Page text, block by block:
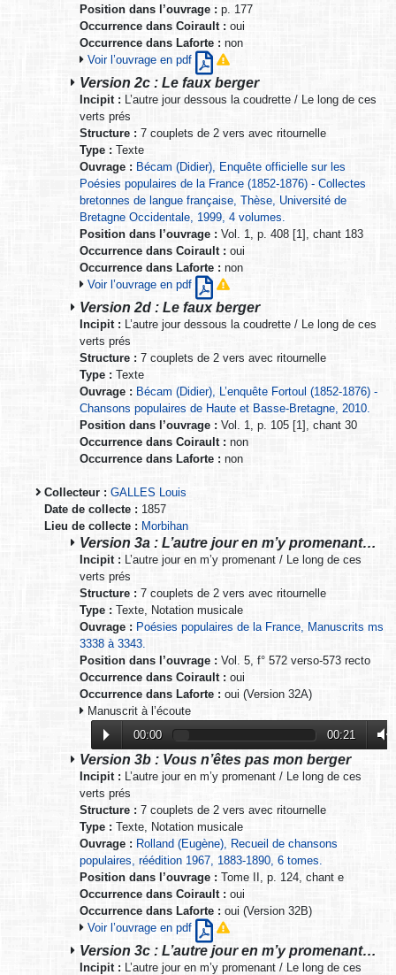
Position dans l’ouvrage : p. 177
Occurrence dans Coirault : oui
Occurrence dans Laforte : non
Voir l’ouvrage en pdf
Version 2c : Le faux berger
Incipit : L’autre jour dessous la coudrette / Le long de ces
verts prés
Structure : 7 couplets de 2 vers avec ritournelle
Type : Texte
Ouvrage : Bécam (Didier), Enquête officielle sur les
Poésies populaires de la France (1852-1876) - Collectes
bretonnes de langue française, Thèse, Université de
Bretagne Occidentale, 1999, 4 volumes.
Position dans l’ouvrage : Vol. 1, p. 408 [1], chant 183
Occurrence dans Coirault : oui
Occurrence dans Laforte : non
Voir l’ouvrage en pdf
Version 2d : Le faux berger
Incipit : L’autre jour dessous la coudrette / Le long de ces
verts prés
Structure : 7 couplets de 2 vers avec ritournelle
Type : Texte
Ouvrage : Bécam (Didier), L’enquête Fortoul (1852-1876) -
Chansons populaires de Haute et Basse-Bretagne, 2010.
Position dans l’ouvrage : Vol. 1, p. 105 [1], chant 30
Occurrence dans Coirault : non
Occurrence dans Laforte : non
Collecteur : GALLES Louis
Date de collecte : 1857
Lieu de collecte : Morbihan
Version 3a : L’autre jour en m’y promenant…
Incipit : L’autre jour en m’y promenant / Le long de ces
verts prés
Structure : 7 couplets de 2 vers avec ritournelle
Type : Texte, Notation musicale
Ouvrage : Poésies populaires de la France, Manuscrits ms
3338 à 3343.
Position dans l’ouvrage : Vol. 5, f° 572 verso-573 recto
Occurrence dans Coirault : oui
Occurrence dans Laforte : oui (Version 32A)
Manuscrit à l’écoute
00:00
00:21
Version 3b : Vous n’êtes pas mon berger
Incipit : L’autre jour en m’y promenant / Le long de ces
verts prés
Structure : 7 couplets de 2 vers avec ritournelle
Type : Texte, Notation musicale
Ouvrage : Rolland (Eugène), Recueil de chansons
populaires, réédition 1967, 1883-1890, 6 tomes.
Position dans l’ouvrage : Tome II, p. 124, chant e
Occurrence dans Coirault : oui
Occurrence dans Laforte : oui (Version 32B)
Voir l’ouvrage en pdf
Version 3c : L’autre jour en m’y promenant…
Incipit : L’autre jour en m’y promenant / Le long de ces